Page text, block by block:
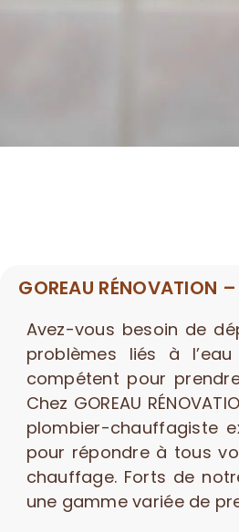
GOREAU
Avez-vous besoin de
problèmes liés à
compétent pour
Chez GOREAU
plombier-chauffagiste
pour répondre à tous
chauffage. Forts de
une gamme variée de